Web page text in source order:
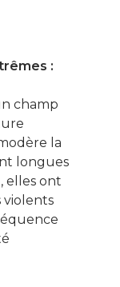
:
champ
la
longues
elles ont
violents